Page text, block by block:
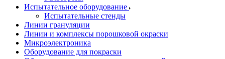
Испытательное оборудование
Испытательные стенды
Линии грануляции
Линии и комплексы порошковой окраски
Микроэлектроника
Оборудование для покраски